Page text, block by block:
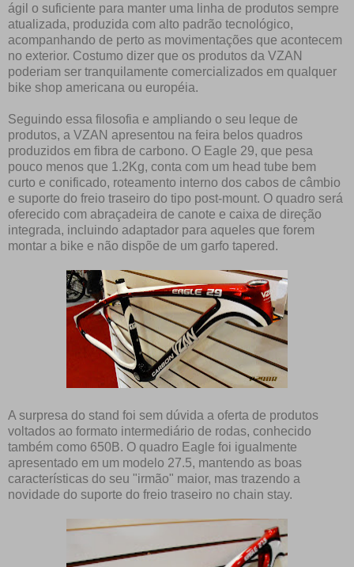
ágil o suficiente para manter uma linha de produtos sempre
atualizada, produzida com alto padrão tecnológico,
acompanhando de perto as movimentações que acontecem
no exterior. Costumo dizer que os produtos da VZAN
poderiam ser tranquilamente comercializados em qualquer
bike shop americana ou européia.
Seguindo essa filosofia e ampliando o seu leque de
produtos, a VZAN apresentou na feira belos quadros
produzidos em fibra de carbono. O Eagle 29, que pesa
pouco menos que 1.2Kg, conta com um head tube bem
curto e conificado, roteamento interno dos cabos de câmbio
e suporte do freio traseiro do tipo post-mount. O quadro será
oferecido com abraçadeira de canote e caixa de direção
integrada, incluindo adaptador para aqueles que forem
montar a bike e não dispõe de um garfo tapered.
A surpresa do stand foi sem dúvida a oferta de produtos
voltados ao formato intermediário de rodas, conhecido
também como 650B. O quadro Eagle foi igualmente
apresentado em um modelo 27.5, mantendo as boas
características do seu "irmão" maior, mas trazendo a
novidade do suporte do freio traseiro no chain stay.